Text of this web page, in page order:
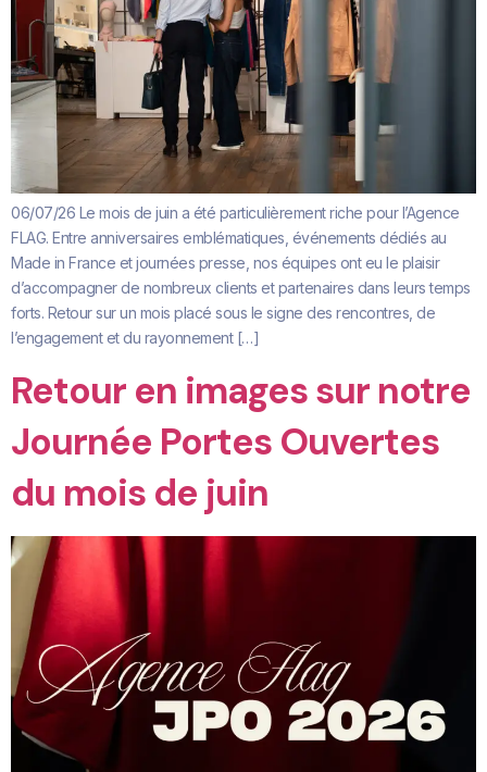
06/07/26 Le mois de juin a été particulièrement riche pour l’Agence
FLAG. Entre anniversaires emblématiques, événements dédiés au
Made in France et journées presse, nos équipes ont eu le plaisir
d’accompagner de nombreux clients et partenaires dans leurs temps
forts. Retour sur un mois placé sous le signe des rencontres, de
l’engagement et du rayonnement […]
Retour en images sur notre
Journée Portes Ouvertes
du mois de juin